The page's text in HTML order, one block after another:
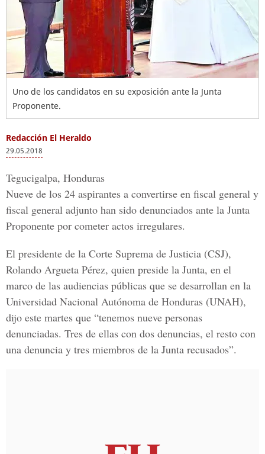
Uno de los candidatos en su exposición ante la Junta
Proponente.
Redacción El Heraldo
29.05.2018
Tegucigalpa, Honduras
Nueve de los 24 aspirantes a convertirse en fiscal general y
fiscal general adjunto han sido denunciados ante la Junta
Proponente por cometer actos irregulares.
El presidente de la Corte Suprema de Justicia (CSJ),
Rolando Argueta Pérez, quien preside la Junta, en el
marco de las audiencias públicas que se desarrollan en la
Universidad Nacional Autónoma de Honduras (UNAH),
dijo este martes que “tenemos nueve personas
denunciadas. Tres de ellas con dos denuncias, el resto con
una denuncia y tres miembros de la Junta recusados”.